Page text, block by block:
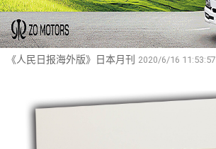
发行
蒋丰 华人新闻 文化风采
《人民日报海外版》日本月刊 2020/6/16 11:53:57